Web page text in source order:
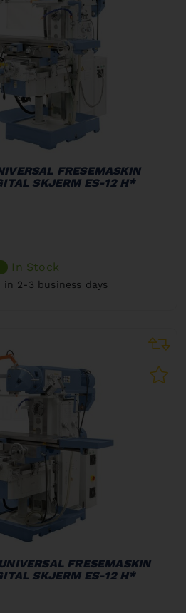
FRESEMASKIN
SKJERM ES-12 H*
In Stock
in 2-3 business days
FRESEMASKIN
SKJERM ES-12 H*